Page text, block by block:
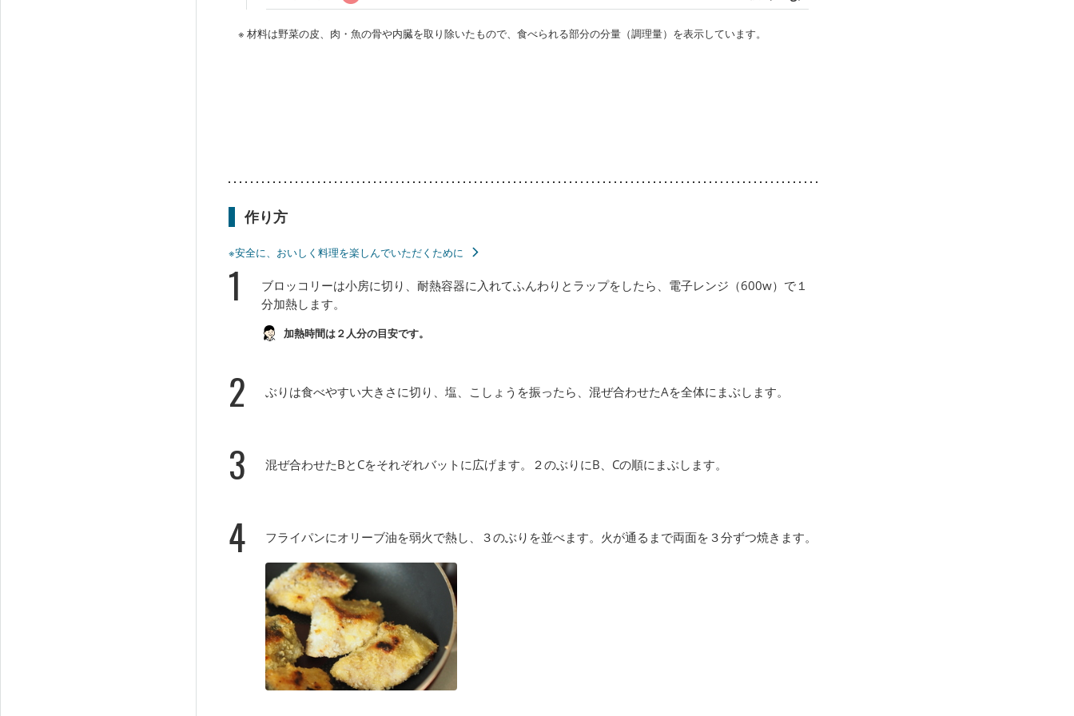
※ 材料は野菜の皮、肉・魚の骨や内臓を取り除いたもので、食べられる部分の分量（調理量）を表示しています。
作り方
※安全に、おいしく料理を楽しんでいただくために
1
ブロッコリーは小房に切り、耐熱容器に入れてふんわりとラップをしたら、電子レンジ（600w）で１
分加熱します。
加熱時間は２人分の目安です。
2 ぶりは食べやすい大きさに切り、塩、こしょうを振ったら、混ぜ合わせたAを全体にまぶします。
3 混ぜ合わせたBとCをそれぞれバットに広げます。２のぶりにB、Cの順にまぶします。
4 フライパンにオリーブ油を弱火で熱し、３のぶりを並べます。火が通るまで両面を３分ずつ焼きます。